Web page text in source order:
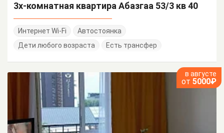
3х-комнатная квартира Абазгаа 53/3 кв 40
Интернет Wi-Fi
Автостоянка
Дети любого возраста
Есть трансфер
в августе
от 5000₽